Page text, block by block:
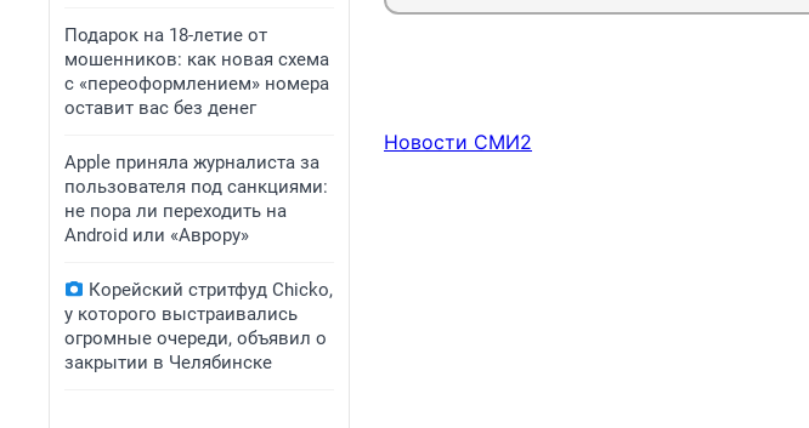
Подарок на 18-летие от
мошенников: как новая схема
с «переоформлением» номера
оставит вас без денег
Apple приняла журналиста за
пользователя под санкциями:
не пора ли переходить на
Android или «Аврору»
Корейский стритфуд Chicko,
у которого выстраивались
огромные очереди, объявил о
закрытии в Челябинске
Новости СМИ2